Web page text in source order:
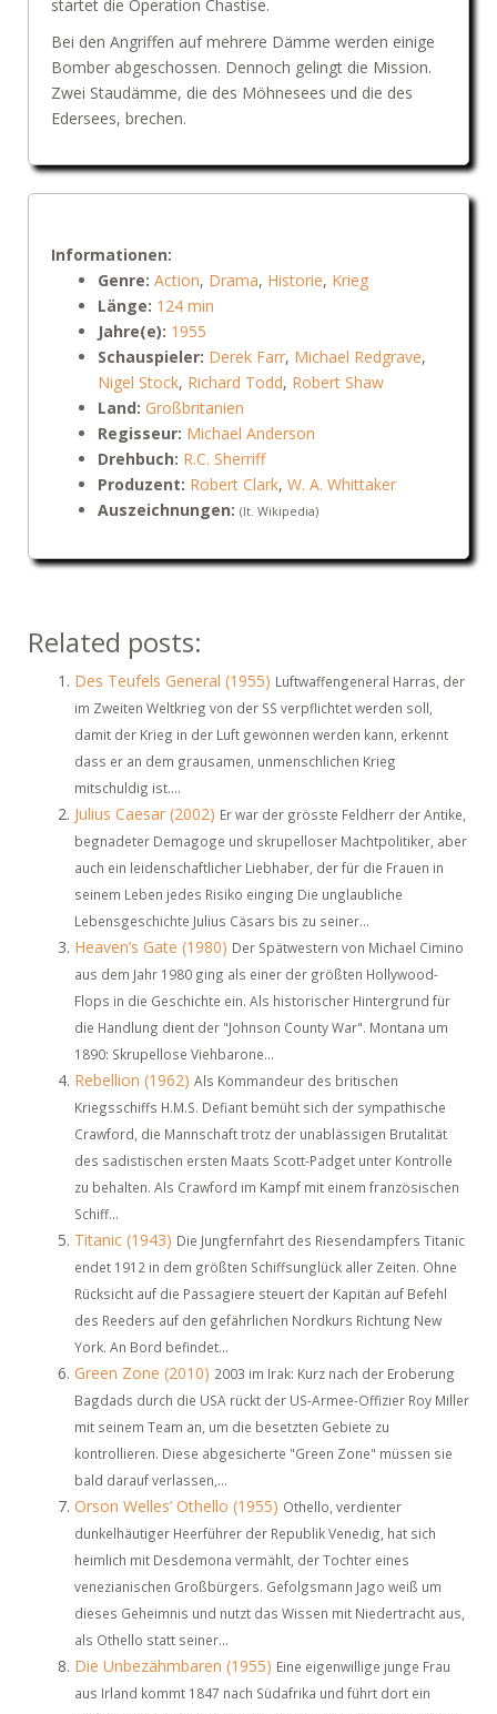
startet die Operation Chastise.
Bei den Angriffen auf mehrere Dämme werden einige
Bomber abgeschossen. Dennoch gelingt die Mission.
Zwei Staudämme, die des Möhnesees und die des
Edersees, brechen.
Informationen:
Genre: Action, Drama, Historie, Krieg
Länge: 124 min
Jahre(e): 1955
Schauspieler: Derek Farr, Michael Redgrave,
Nigel Stock, Richard Todd, Robert Shaw
Land: Großbritanien
Regisseur: Michael Anderson
Drehbuch: R.C. Sherriff
Produzent: Robert Clark, W. A. Whittaker
Auszeichnungen: (lt. Wikipedia)
Related posts:
Des Teufels General (1955) Luftwaffengeneral Harras, der
im Zweiten Weltkrieg von der SS verpflichtet werden soll,
damit der Krieg in der Luft gewonnen werden kann, erkennt
dass er an dem grausamen, unmenschlichen Krieg
mitschuldig ist....
Julius Caesar (2002) Er war der grösste Feldherr der Antike,
begnadeter Demagoge und skrupelloser Machtpolitiker, aber
auch ein leidenschaftlicher Liebhaber, der für die Frauen in
seinem Leben jedes Risiko einging Die unglaubliche
Lebensgeschichte Julius Cäsars bis zu seiner...
Heaven’s Gate (1980) Der Spätwestern von Michael Cimino
aus dem Jahr 1980 ging als einer der größten Hollywood-
Flops in die Geschichte ein. Als historischer Hintergrund für
die Handlung dient der "Johnson County War". Montana um
1890: Skrupellose Viehbarone...
Rebellion (1962) Als Kommandeur des britischen
Kriegsschiffs H.M.S. Defiant bemüht sich der sympathische
Crawford, die Mannschaft trotz der unablässigen Brutalität
des sadistischen ersten Maats Scott-Padget unter Kontrolle
zu behalten. Als Crawford im Kampf mit einem französischen
Schiff...
Titanic (1943) Die Jungfernfahrt des Riesendampfers Titanic
endet 1912 in dem größten Schiffsunglück aller Zeiten. Ohne
Rücksicht auf die Passagiere steuert der Kapitän auf Befehl
des Reeders auf den gefährlichen Nordkurs Richtung New
York. An Bord befindet...
Green Zone (2010) 2003 im Irak: Kurz nach der Eroberung
Bagdads durch die USA rückt der US-Armee-Offizier Roy Miller
mit seinem Team an, um die besetzten Gebiete zu
kontrollieren. Diese abgesicherte "Green Zone" müssen sie
bald darauf verlassen,...
Orson Welles’ Othello (1955) Othello, verdienter
dunkelhäutiger Heerführer der Republik Venedig, hat sich
heimlich mit Desdemona vermählt, der Tochter eines
venezianischen Großbürgers. Gefolgsmann Jago weiß um
dieses Geheimnis und nutzt das Wissen mit Niedertracht aus,
als Othello statt seiner...
Die Unbezähmbaren (1955) Eine eigenwillige junge Frau
aus Irland kommt 1847 nach Südafrika und führt dort ein